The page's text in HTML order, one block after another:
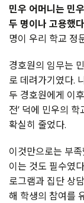
민우 어머니는 민
두 명이나 고용했다
명이 우리 학교 정
경호원의 임무는
로 데려가기였다.
두 경호원에게 이
전’ 덕에 민우의
확실히 줄었다.
이것만으로는 부
이는 것도 필수였
로그램과 집단 상
해 학생의 참여를